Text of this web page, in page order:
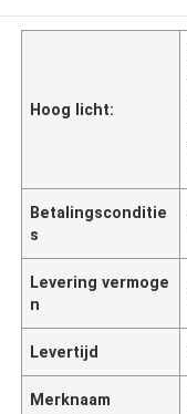
Hoog licht:
Betalingsconditie
s
Levering vermoge
n
Levertijd
Merknaam